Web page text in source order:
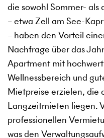
die sowohl Sommer- als
– etwa Zell am See-
– haben den Vorteil
Nachfrage über das
Apartment mit
Wellnessbereich und
Mietpreise erzielen, die
Langzeitmieten liegen.
professionellen
was den